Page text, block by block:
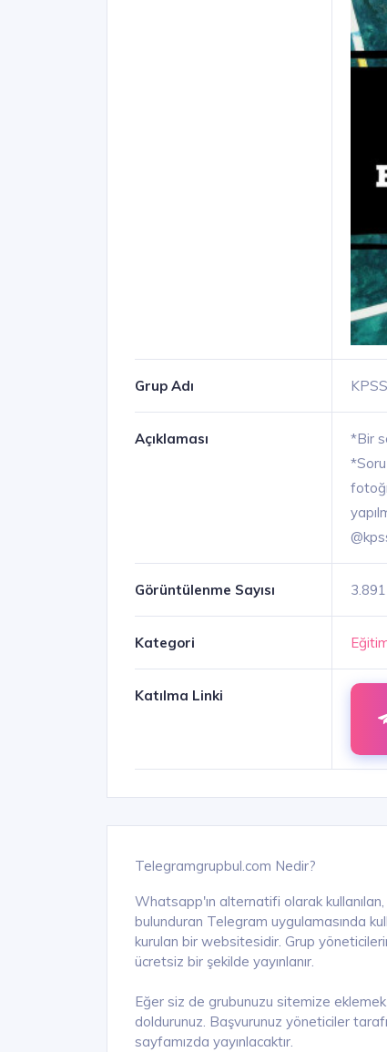
Grup Adı
Açıklaması
*Bir
*Soru
Görüntülenme Sayısı 3.891
Kategori
Katılma Linki
Telegramgrupbul.com Nedir?
Whatsapp'ın alternatifi olarak
bulunduran Telegram uygulamasında
kurulan bir websitesidir. Grup
ücretsiz bir şekilde yayınlanır.
Eğer siz de grubunuzu sitemize
doldurunuz. Başvurunuz yöneticiler
sayfamızda yayınlacaktır.